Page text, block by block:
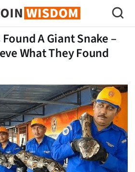
de Bitcoin
A Giant Snake –
What They Found